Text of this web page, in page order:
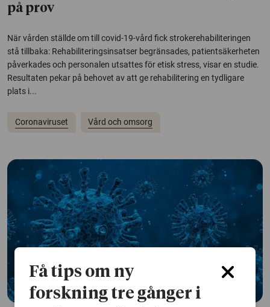
på prov
När vården ställde om till covid-19-vård fick strokerehabiliteringen
stå tillbaka: Rehabiliteringsinsatser begränsades, patientsäkerheten
påverkades och personalen utsattes för etisk stress, visar en studie.
Resultaten pekar på behovet av att ge rehabilitering en tydligare
plats i...
Coronaviruset Vård och omsorg
Få tips om ny
forskning tre gånger i